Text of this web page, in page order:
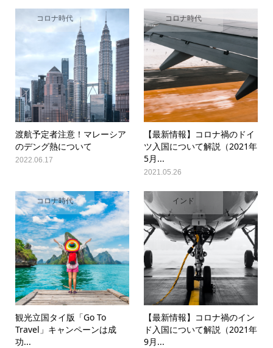
コロナ時代
渡航予定者注意！マレーシア
のデング熱について
2022.06.17
コロナ時代
【最新情報】コロナ禍のドイ
ツ入国について解説（2021年
5月...
2021.05.26
コロナ時代
観光立国タイ版「Go To
Travel」キャンペーンは成
功...
インド
【最新情報】コロナ禍のイン
ド入国について解説（2021年
9月...